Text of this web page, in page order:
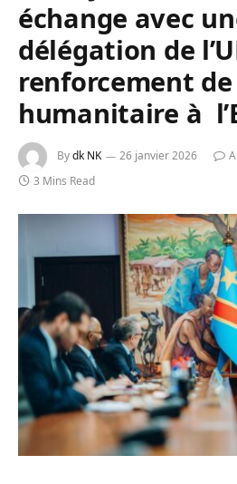
échange avec
délégation de
renforcement de
humanitaire à
Bydk NK 26 janvier 2026
3 Mins Read